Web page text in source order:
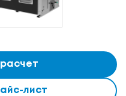
лист